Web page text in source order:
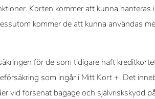
Korten kommer att kunna hanteras
kommer de att kunna användas
för de som tidigare haft
som ingår i Mitt Kort +. Det
vid försenat bagage och självriskskydd